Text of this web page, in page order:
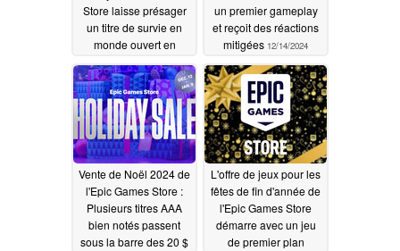
Store laisse présager
un titre de survie en
monde ouvert en
coopération en ligne
pour le 21 décembre
12/21/2024
un premier gameplay
et reçoit des réactions
mitigées 12/14/2024
Vente de Noël 2024 de
l'Epic Games Store :
Plusieurs titres AAA
bien notés passent
sous la barre des 20 $
L'offre de jeux pour les
fêtes de fin d'année de
l'Epic Games Store
démarre avec un jeu
de premier plan